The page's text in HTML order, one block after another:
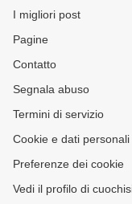
I migliori post
Pagine
Contatto
Segnala abuso
Termini di servizio
Cookie e dati personali
Preferenze dei cookie
Vedi il profilo di